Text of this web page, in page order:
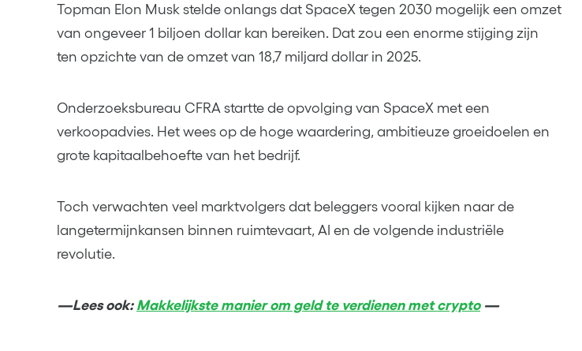
Topman Elon Musk stelde onlangs dat SpaceX tegen 2030 mogelijk een omzet
van ongeveer 1 biljoen dollar kan bereiken. Dat zou een enorme stijging zijn
ten opzichte van de omzet van 18,7 miljard dollar in 2025.
Onderzoeksbureau CFRA startte de opvolging van SpaceX met een
verkoopadvies. Het wees op de hoge waardering, ambitieuze groeidoelen en
grote kapitaalbehoefte van het bedrijf.
Toch verwachten veel marktvolgers dat beleggers vooral kijken naar de
langetermijnkansen binnen ruimtevaart, AI en de volgende industriële
revolutie.
—Lees ook: Makkelijkste manier om geld te verdienen met crypto—